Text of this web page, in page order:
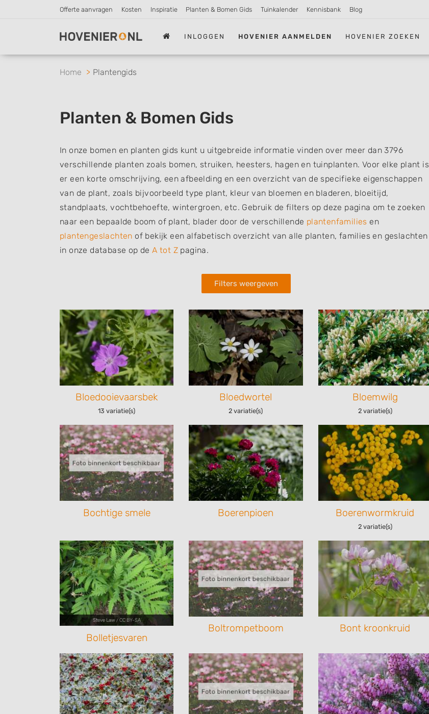
Offerte aanvragen Kosten Inspiratie Planten & Bomen Gids Tuinkalender Kennisbank Blog
INLOGGEN HOVENIER AANMELDEN HOVENIER ZOEKEN
Home Plantengids
Planten & Bomen Gids
In onze bomen en planten gids kunt u uitgebreide informatie vinden over meer dan 3796
verschillende planten zoals bomen, struiken, heesters, hagen en tuinplanten. Voor elke plant is
er een korte omschrijving, een afbeelding en een overzicht van de specifieke eigenschappen
van de plant, zoals bijvoorbeeld type plant, kleur van bloemen en bladeren, bloeitijd,
standplaats, vochtbehoefte, wintergroen, etc. Gebruik de filters op deze pagina om te zoeken
naar een bepaalde boom of plant, blader door de verschillende plantenfamilies en
plantengeslachten of bekijk een alfabetisch overzicht van alle planten, families en geslachten
in onze database op deA tot Z pagina.
Filters weergeven
Bloedooievaarsbek
13 variatie(s)
Bloedwortel
2 variatie(s)
Bloemwilg
2 variatie(s)
Bochtige smele Boerenpioen Boerenwormkruid
2 variatie(s)
Steve Law / CC BY-SA
Bolletjesvaren
Boltrompetboom Bont kroonkruid